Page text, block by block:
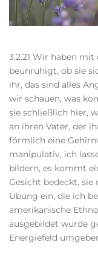
3.2.21 Wir haben
beunruhigt, ob sie
ihr, das sind alles
wir schauen, was
sie schließlich hier,
an ihren Vater, der
förmlich eine
manipulativ, ich
bildern, es kommt
Gesicht bedeckt, sie
Übung ein, die ich
amerikanische
ausgebildet wurde
Energiefeld